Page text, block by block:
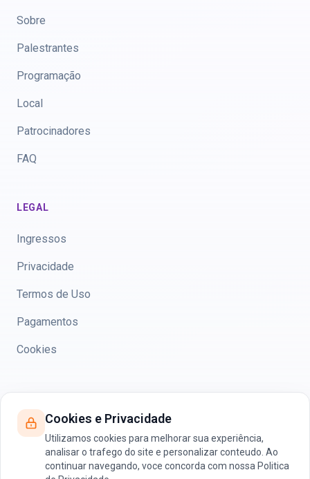
Sobre
Palestrantes
Programação
Local
Patrocinadores
FAQ
LEGAL
Ingressos
Privacidade
Termos de Uso
Pagamentos
Cookies
anamid@anamid.com.br
WhatsApp
Cookies e Privacidade
Utilizamos cookies para melhorar sua experiência,
analisar o trafego do site e personalizar conteudo. Ao
continuar navegando, voce concorda com nossa Politica